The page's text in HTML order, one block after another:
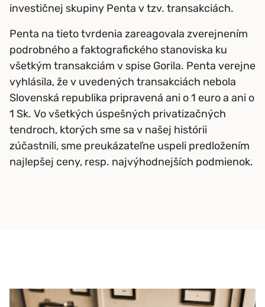
investičnej skupiny Penta v tzv. transakciách.
Penta na tieto tvrdenia zareagovala zverejnením
podrobného a faktografického stanoviska ku
všetkým transakciám v spise Gorila. Penta verejne
vyhlásila, že v uvedených transakciách nebola
Slovenská republika pripravená ani o 1 euro a ani o
1 Sk. Vo všetkých úspešných privatizačných
tendroch, ktorých sme sa v našej histórii
zúčastnili, sme preukázateľne uspeli predložením
najlepšej ceny, resp. najvýhodnejších podmienok.